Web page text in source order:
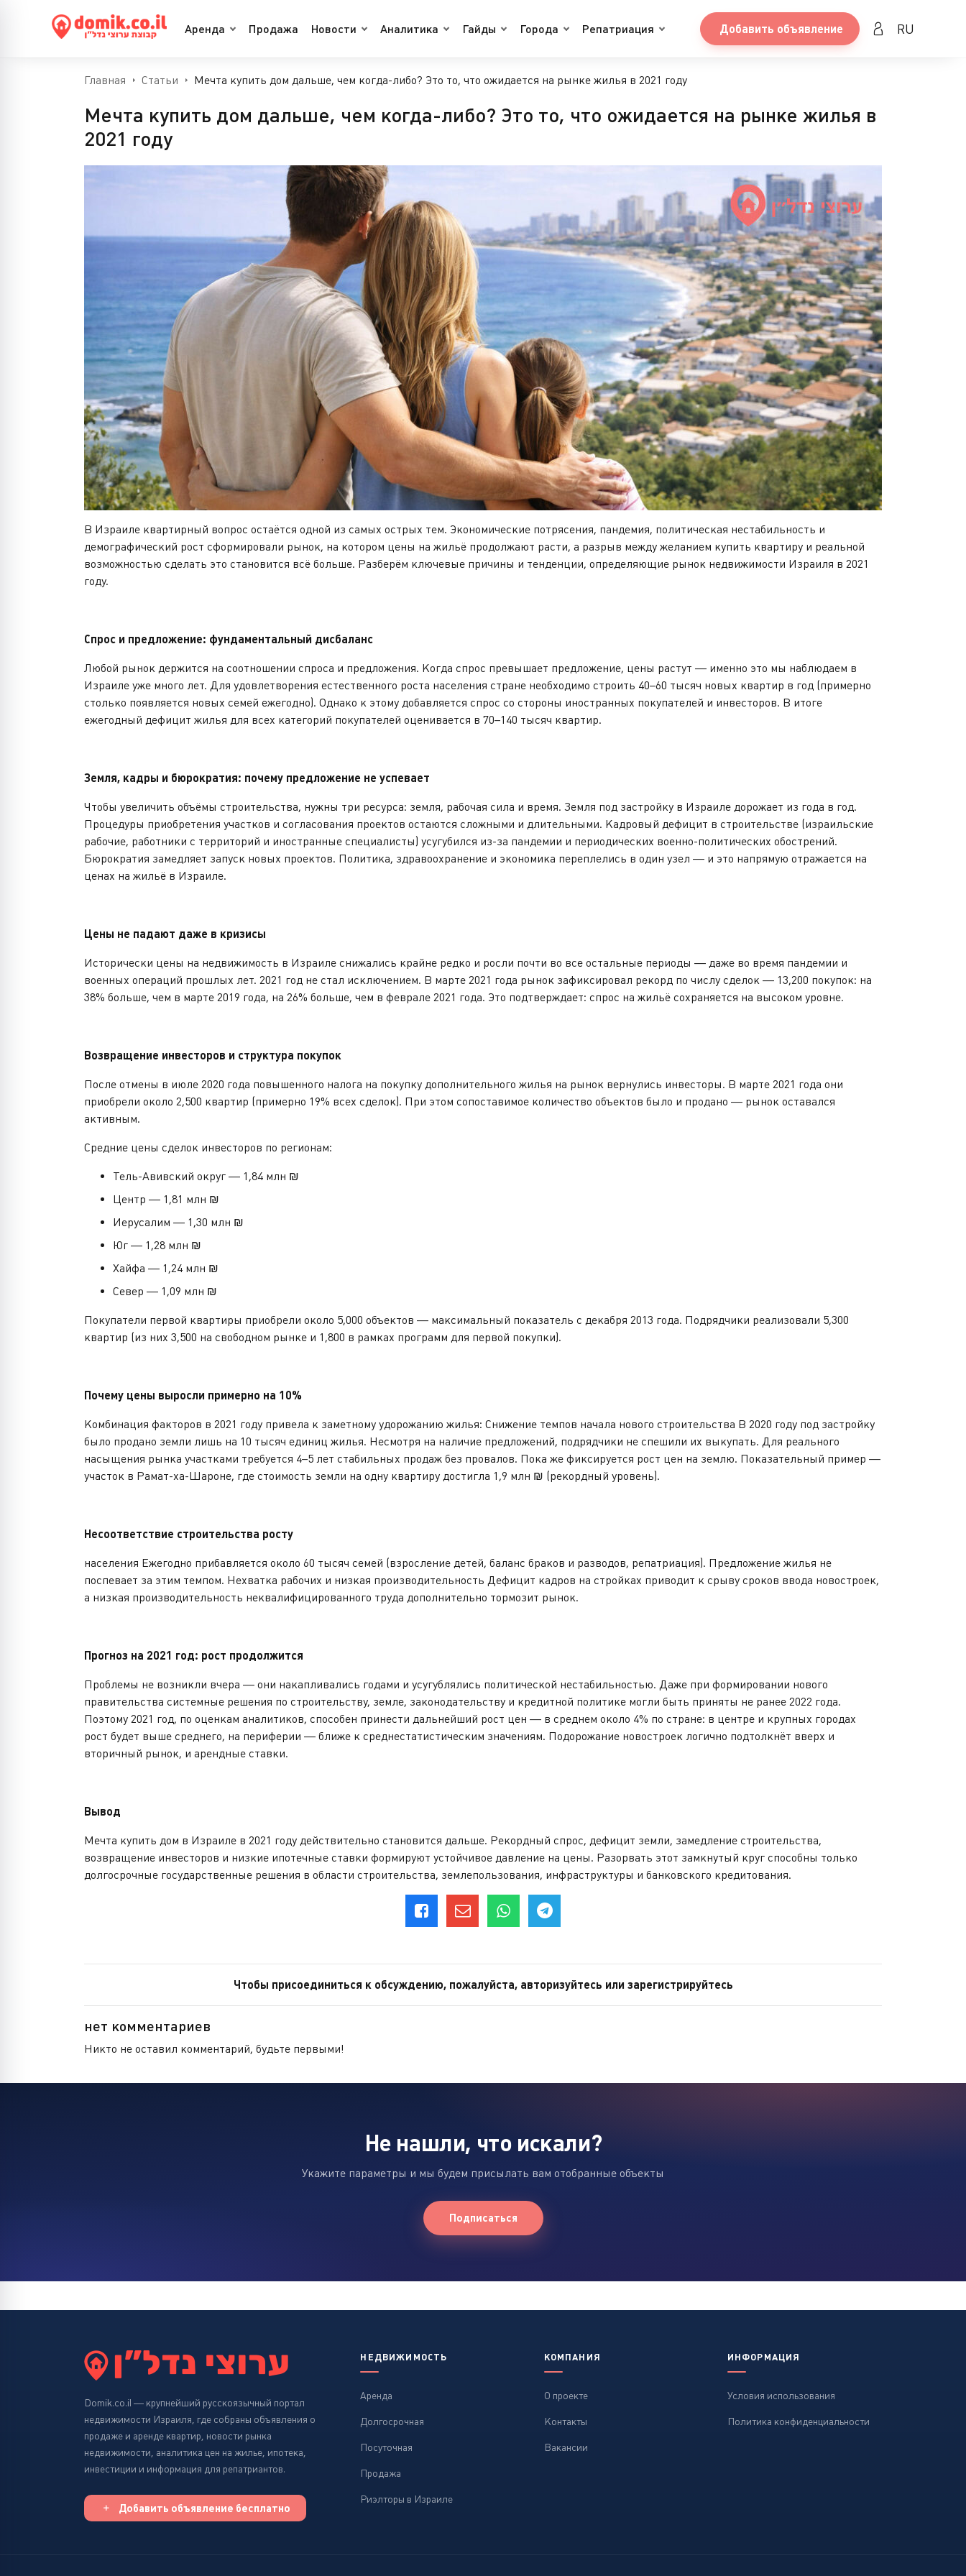
Аренда Продажа Новости Аналитика Гайды Города Репатриация Добавить объявление RU
Главная Статьи Мечта купить дом дальше, чем когда-либо? Это то, что ожидается на рынке жилья в 2021 году
Мечта купить дом дальше, чем когда-либо? Это то, что ожидается на рынке жилья в
2021 году
В Израиле квартирный вопрос остаётся одной из самых острых тем. Экономические потрясения, пандемия, политическая нестабильность и
демографический рост сформировали рынок, на котором цены на жильё продолжают расти, а разрыв между желанием купить квартиру и реальной
возможностью сделать это становится всё больше. Разберём ключевые причины и тенденции, определяющие рынок недвижимости Израиля в 2021
году.
Спрос и предложение: фундаментальный дисбаланс
Любой рынок держится на соотношении спроса и предложения. Когда спрос превышает предложение, цены растут — именно это мы наблюдаем в
Израиле уже много лет. Для удовлетворения естественного роста населения стране необходимо строить 40–60 тысяч новых квартир в год (примерно
столько появляется новых семей ежегодно). Однако к этому добавляется спрос со стороны иностранных покупателей и инвесторов. В итоге
ежегодный дефицит жилья для всех категорий покупателей оценивается в 70–140 тысяч квартир.
Земля, кадры и бюрократия: почему предложение не успевает
Чтобы увеличить объёмы строительства, нужны три ресурса: земля, рабочая сила и время. Земля под застройку в Израиле дорожает из года в год.
Процедуры приобретения участков и согласования проектов остаются сложными и длительными. Кадровый дефицит в строительстве (израильские
рабочие, работники с территорий и иностранные специалисты) усугубился из-за пандемии и периодических военно-политических обострений.
Бюрократия замедляет запуск новых проектов. Политика, здравоохранение и экономика переплелись в один узел — и это напрямую отражается на
ценах на жильё в Израиле.
Цены не падают даже в кризисы
Исторически цены на недвижимость в Израиле снижались крайне редко и росли почти во все остальные периоды — даже во время пандемии и
военных операций прошлых лет. 2021 год не стал исключением. В марте 2021 года рынок зафиксировал рекорд по числу сделок — 13,200 покупок: на
38% больше, чем в марте 2019 года, на 26% больше, чем в феврале 2021 года. Это подтверждает: спрос на жильё сохраняется на высоком уровне.
Возвращение инвесторов и структура покупок
После отмены в июле 2020 года повышенного налога на покупку дополнительного жилья на рынок вернулись инвесторы. В марте 2021 года они
приобрели около 2,500 квартир (примерно 19% всех сделок). При этом сопоставимое количество объектов было и продано — рынок оставался
активным.
Средние цены сделок инвесторов по регионам:
Тель-Авивский округ — 1,84 млн ₪
Центр — 1,81 млн ₪
Иерусалим — 1,30 млн ₪
Юг — 1,28 млн ₪
Хайфа — 1,24 млн ₪
Север — 1,09 млн ₪
Покупатели первой квартиры приобрели около 5,000 объектов — максимальный показатель с декабря 2013 года. Подрядчики реализовали 5,300
квартир (из них 3,500 на свободном рынке и 1,800 в рамках программ для первой покупки).
Почему цены выросли примерно на 10%
Комбинация факторов в 2021 году привела к заметному удорожанию жилья: Снижение темпов начала нового строительства В 2020 году под застройку
было продано земли лишь на 10 тысяч единиц жилья. Несмотря на наличие предложений, подрядчики не спешили их выкупать. Для реального
насыщения рынка участками требуется 4–5 лет стабильных продаж без провалов. Пока же фиксируется рост цен на землю. Показательный пример —
участок в Рамат-ха-Шароне, где стоимость земли на одну квартиру достигла 1,9 млн ₪ (рекордный уровень).
Несоответствие строительства росту
населения Ежегодно прибавляется около 60 тысяч семей (взросление детей, баланс браков и разводов, репатриация). Предложение жилья не
поспевает за этим темпом. Нехватка рабочих и низкая производительность Дефицит кадров на стройках приводит к срыву сроков ввода новостроек,
а низкая производительность неквалифицированного труда дополнительно тормозит рынок.
Прогноз на 2021 год: рост продолжится
Проблемы не возникли вчера — они накапливались годами и усугублялись политической нестабильностью. Даже при формировании нового
правительства системные решения по строительству, земле, законодательству и кредитной политике могли быть приняты не ранее 2022 года.
Поэтому 2021 год, по оценкам аналитиков, способен принести дальнейший рост цен — в среднем около 4% по стране: в центре и крупных городах
рост будет выше среднего, на периферии — ближе к среднестатистическим значениям. Подорожание новостроек логично подтолкнёт вверх и
вторичный рынок, и арендные ставки.
Вывод
Мечта купить дом в Израиле в 2021 году действительно становится дальше. Рекордный спрос, дефицит земли, замедление строительства,
возвращение инвесторов и низкие ипотечные ставки формируют устойчивое давление на цены. Разорвать этот замкнутый круг способны только
долгосрочные государственные решения в области строительства, землепользования, инфраструктуры и банковского кредитования.
Чтобы присоединиться к обсуждению, пожалуйста, авторизуйтесь или зарегистрируйтесь
нет комментариев
Никто не оставил комментарий, будьте первыми!
Не нашли, что искали?
Укажите параметры и мы будем присылать вам отобранные объекты
Подписаться
Domik.co.il — крупнейший русскоязычный портал
недвижимости Израиля, где собраны объявления о
продаже и аренде квартир, новости рынка
недвижимости, аналитика цен на жилье, ипотека,
инвестиции и информация для репатриантов.
Добавить объявление бесплатно
НЕДВИЖИМОСТЬ
Аренда
Долгосрочная
Посуточная
Продажа
Риэлторы в Израиле
КОМПАНИЯ
О проекте
Контакты
Вакансии
ИНФОРМАЦИЯ
Условия использования
Политика конфиденциальности